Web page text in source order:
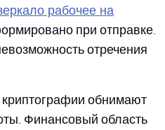
рабочее на
при отправке.
отречения
обнимают
Финансовый область